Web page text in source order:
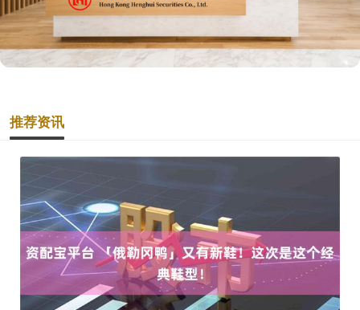
推荐资讯